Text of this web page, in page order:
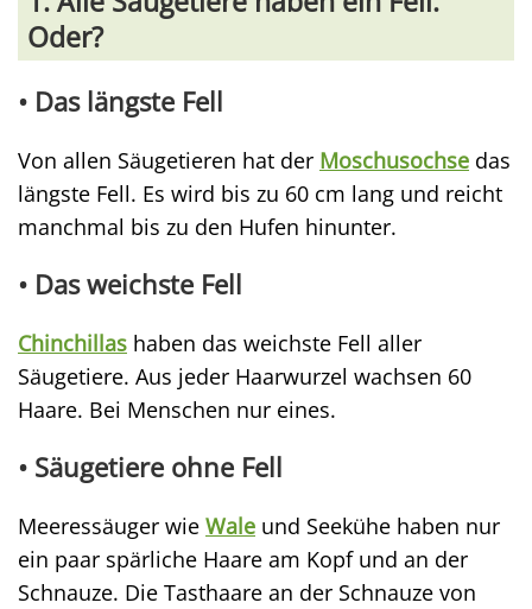
Oder?
• Das längste Fell
Von allen Säugetieren hat der Moschusochse das
längste Fell. Es wird bis zu 60 cm lang und reicht
manchmal bis zu den Hufen hinunter.
• Dasweichste Fell
Chinchillas haben das weichste Fell aller
Säugetiere. Aus jeder Haarwurzel wachsen 60
Haare. Bei Menschen nur eines.
• Säugetiere ohne Fell
Meeressäuger wie Wale und Seekühe haben nur
ein paar spärliche Haare am Kopf und an der
Schnauze. Die Tasthaare an der Schnauze von